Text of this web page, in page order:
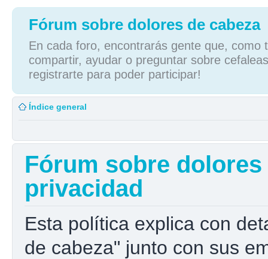
Fórum sobre dolores de cabeza
En cada foro, encontrarás gente que, como
compartir, ayudar o preguntar sobre
registrarte para poder participar!
Índice general
Fórum sobre
privacidad
Esta política explica con
de cabeza" junto con sus